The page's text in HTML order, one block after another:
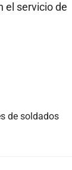
el servicio de
de soldados